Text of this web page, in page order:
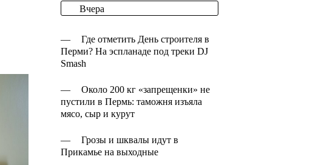
Вчера
—
Где отметить День строителя в
Перми? На эспланаде под треки DJ
Smash
—
Около 200 кг «запрещенки» не
пустили в Пермь: таможня изъяла
мясо, сыр и курут
—
Грозы и шквалы идут в
Прикамье на выходные